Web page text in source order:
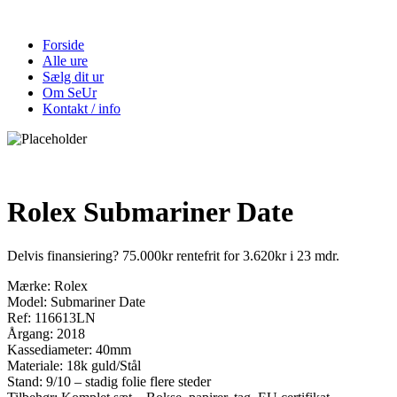
Forside
Alle ure
Sælg dit ur
Om SeUr
Kontakt / info
Rolex Submariner Date
Delvis finansiering? 75.000kr rentefrit for 3.620kr i 23 mdr.
Mærke: Rolex
Model: Submariner Date
Ref: 116613LN
Årgang: 2018
Kassediameter: 40mm
Materiale: 18k guld/Stål
Stand: 9/10 – stadig folie flere steder